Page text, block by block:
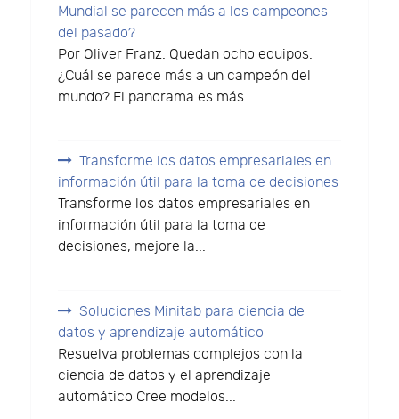
Mundial se parecen más a los campeones
del pasado?
Por Oliver Franz. Quedan ocho equipos.
¿Cuál se parece más a un campeón del
mundo? El panorama es más...
Transforme los datos empresariales en
información útil para la toma de decisiones
Transforme los datos empresariales en
información útil para la toma de
decisiones, mejore la...
Soluciones Minitab para ciencia de
datos y aprendizaje automático
Resuelva problemas complejos con la
ciencia de datos y el aprendizaje
automático Cree modelos...